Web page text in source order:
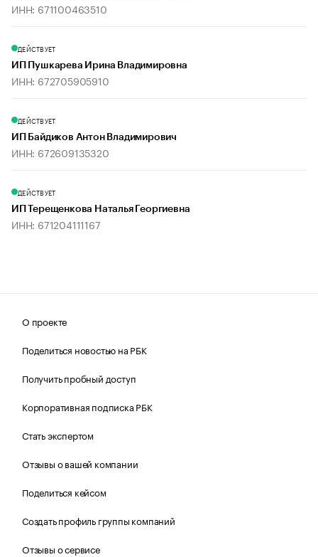
ИНН: 671100463510
ДЕЙСТВУЕТ
ИП Пушкарева Ирина Владимировна
ИНН: 672705905910
ДЕЙСТВУЕТ
ИП Байдиков Антон Владимирович
ИНН: 672609135320
ДЕЙСТВУЕТ
ИП Терещенкова Наталья Георгиевна
ИНН: 671204111167
О проекте
Поделиться новостью на РБК
Получить пробный доступ
Корпоративная подписка РБК
Стать экспертом
Отзывы о вашей компании
Поделиться кейсом
Создать профиль группы компаний
Отзывы о сервисе